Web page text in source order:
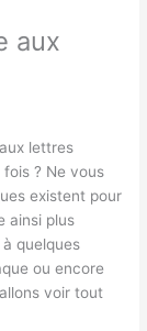
aux
lettres
? Ne vous
existent pour
ainsi plus
quelques
ou encore
voir tout